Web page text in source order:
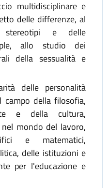
multidisciplinare e
delle differenze, al
stereotipi e delle
allo studio dei
della sessualità e
delle personalità
della filosofia,
e della cultura,
mondo del lavoro,
e matematici,
delle istituzioni e
per l'educazione e